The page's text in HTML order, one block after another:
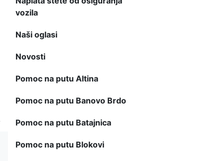
vozila
Naši oglasi
Novosti
Pomoc na putu Altina
Pomoc na putu Banovo Brdo
Pomoc na putu Batajnica
Pomoc na putu Blokovi